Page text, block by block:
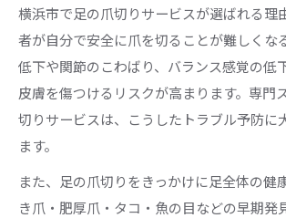
横浜市で足の爪切りサービスが選ばれる理
者が自分で安全に爪を切ることが難しくな
低下や関節のこわばり、バランス感覚の低
皮膚を傷つけるリスクが高まります。専門
切りサービスは、こうしたトラブル予防に
ます。
また、足の爪切りをきっかけに足全体の健
き爪・肥厚爪・タコ・魚の目などの早期発